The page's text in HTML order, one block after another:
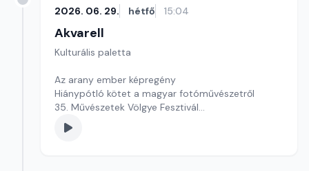
2026. 06. 29. hétfő 15:04
Akvarell
Kulturális paletta
Az arany ember képregény
Hiánypótló kötet a magyar fotóművészetről
35. Művészetek Völgye Fesztivál
szerkesztő: Szentimrei Kristóf